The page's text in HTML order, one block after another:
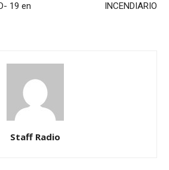
19 en
INCENDIARIO
Staff Radio